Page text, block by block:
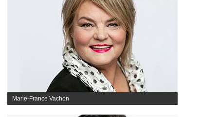
Marie-France Vachon